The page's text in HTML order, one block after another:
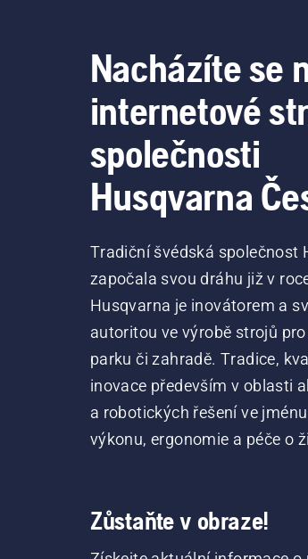
Nacházíte se
internetové
společnosti
Husqvarna
Tradiční švédská společnost
započala svou dráhu již v
Husqvarna je inovátorem a
autoritou ve výrobě strojů pro
parku či zahradě. Tradice,
inovace především v oblasti
a robotických řešení ve
výkonu, ergonomie a péče o
Zůstaňte v obraze!